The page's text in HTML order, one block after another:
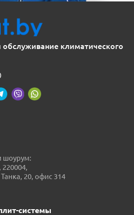
климатического
шоурум:
220004,
20, офис 314
системы